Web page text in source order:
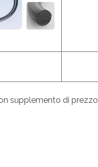
supplemento di prezzo